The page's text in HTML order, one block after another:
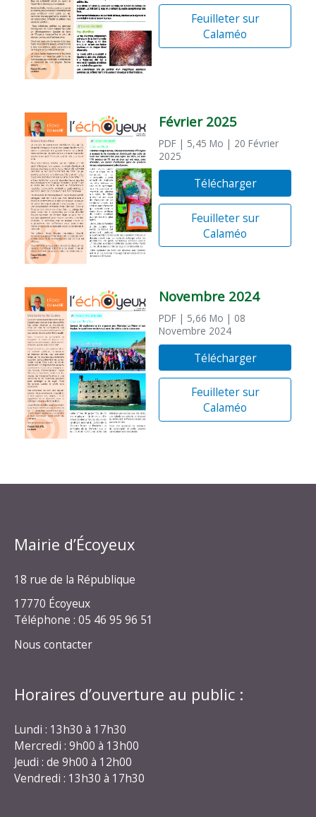
Feuilleter sur
Calaméo
Février 2025
PDF | 5,45 Mo | 20 Février
2025
Télécharger
Feuilleter sur
Calaméo
Novembre 2024
PDF | 5,66 Mo | 08
Novembre 2024
Télécharger
Feuilleter sur
Calaméo
Mairie d’Écoyeux
18 rue de la République
17770 Écoyeux
Téléphone : 05 46 95 96 51
Nous contacter
Horaires d’ouverture au public :
Lundi : 13h30 à 17h30
Mercredi : 9h00 à 13h00
Jeudi : de 9h00 à 12h00
Vendredi : 13h30 à 17h30